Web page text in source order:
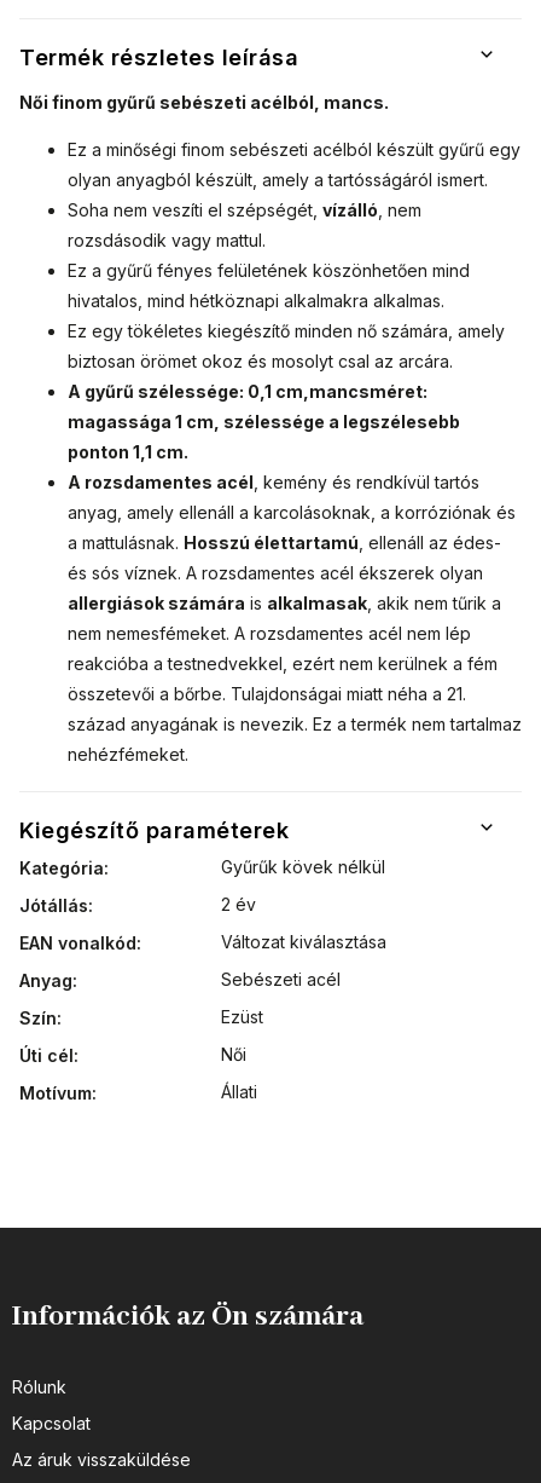
Termék részletes leírása
Női finom gyűrű sebészeti acélból, mancs.
Ez a minőségi finom sebészeti acélból készült gyűrű egy
olyan anyagból készült, amely a tartósságáról ismert.
Soha nem veszíti el szépségét, vízálló , nem
rozsdásodik vagy mattul.
Ez a gyűrű fényes felületének köszönhetően mind
hivatalos, mind hétköznapi alkalmakra alkalmas.
Ez egy tökéletes kiegészítő minden nő számára, amely
biztosan örömet okoz és mosolyt csal az arcára.
A gyűrű szélessége: 0,1 cm, mancsméret:
magassága 1 cm, szélessége a legszélesebb
ponton 1,1 cm.
A rozsdamentes acél , kemény és rendkívül tartós
anyag, amely ellenáll a karcolásoknak, a korróziónak és
a mattulásnak. Hosszú élettartamú , ellenáll az édes-
és sós víznek. A rozsdamentes acél ékszerek olyan
allergiások számára is alkalmasak , akik nem tűrik a
nem nemesfémeket. A rozsdamentes acél nem lép
reakcióba a testnedvekkel, ezért nem kerülnek a fém
összetevői a bőrbe. Tulajdonságai miatt néha a 21.
század anyagának is nevezik. Ez a termék nem tartalmaz
nehézfémeket.
Kiegészítő paraméterek
Kategória:
Gyűrűk kövek nélkül
Jótállás:
2 év
EAN vonalkód:
Változat kiválasztása
Anyag:
Sebészeti acél
Szín:
Ezüst
Úti cél:
Női
Motívum: Állati
Információk az Ön számára
Rólunk
Kapcsolat
Az áruk visszaküldése